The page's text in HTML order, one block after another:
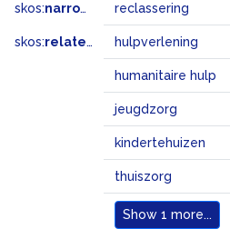
skos:narrower reclassering
skos:related hulpverlening
humanitaire hulp
jeugdzorg
kindertehuizen
thuiszorg
Show 1 more...